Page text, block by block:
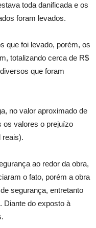
toda danificada e os
foram levados.
que foi levado, porém, os
totalizando cerca de R$
que foram
no valor aproximado de
os valores o prejuízo
reais).
ao redor da obra,
o fato, porém a obra
segurança, entretanto
Diante do exposto à